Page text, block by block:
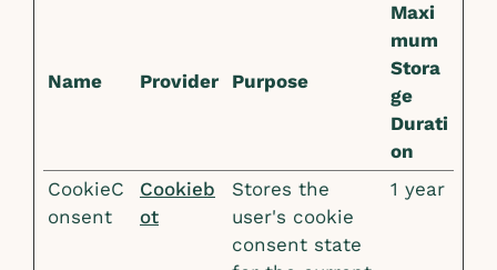
Name Provider Purpose
Maxi
mum
Stora
ge
Durati
on
CookieC
onsent
Cookieb
ot
Stores the
user's cookie
consent state
1 year